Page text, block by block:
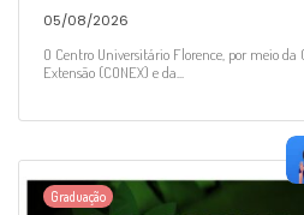
05/08/2026
O Centro Universitário Florence, por meio da
Extensão (CONEX) e da...
Graduação